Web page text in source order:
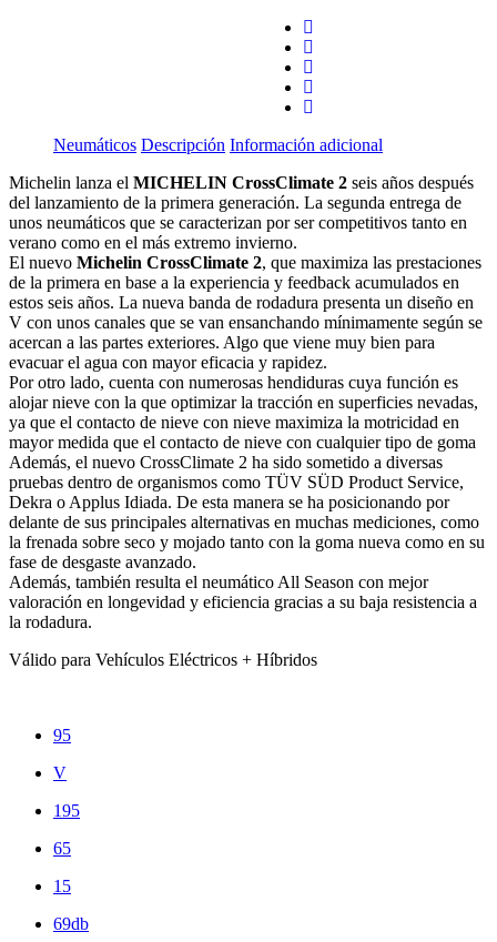
Neumáticos Descripción Información adicional
Michelin lanza el MICHELIN CrossClimate 2 seis años después
del lanzamiento de la primera generación. La segunda entrega de
unos neumáticos que se caracterizan por ser competitivos tanto en
verano como en el más extremo invierno.
El nuevo Michelin CrossClimate 2, que maximiza las prestaciones
de la primera en base a la experiencia y feedback acumulados en
estos seis años. La nueva banda de rodadura presenta un diseño en
V con unos canales que se van ensanchando mínimamente según se
acercan a las partes exteriores. Algo que viene muy bien para
evacuar el agua con mayor eficacia y rapidez.
Por otro lado, cuenta con numerosas hendiduras cuya función es
alojar nieve con la que optimizar la tracción en superficies nevadas,
ya que el contacto de nieve con nieve maximiza la motricidad en
mayor medida que el contacto de nieve con cualquier tipo de goma
Además, el nuevo CrossClimate 2 ha sido sometido a diversas
pruebas dentro de organismos como TÜV SÜD Product Service,
Dekra o Applus Idiada. De esta manera se ha posicionando por
delante de sus principales alternativas en muchas mediciones, como
la frenada sobre seco y mojado tanto con la goma nueva como en su
fase de desgaste avanzado.
Además, también resulta el neumático All Season con mejor
valoración en longevidad y eficiencia gracias a su baja resistencia a
la rodadura.
Válido para Vehículos Eléctricos + Híbridos
95
V
195
65
15
69db